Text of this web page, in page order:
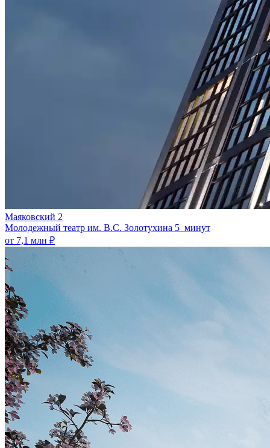
Маяковский 2
Молодежный театр им. В.С. Золотухина 5 минут
от 7,1 млн ₽